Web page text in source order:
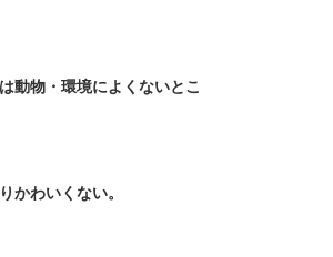
動物・環境によくないとこ
わいくない。